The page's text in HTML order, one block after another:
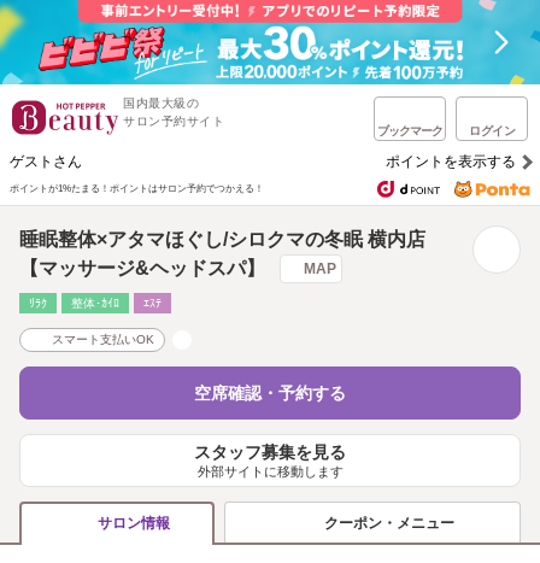
国内最大級の
サロン予約サイト
ブックマーク ログイン
ゲストさん ポイントを表示する
ポイントが1%たまる！ ポイントはサロン予約でつかえる！
睡眠整体×アタマほぐし/シロクマの冬眠 横内店
【マッサージ&ヘッドスパ】
MAP
ﾘﾗｸ 整体･ｶｲﾛ ｴｽﾃ
スマート支払いOK
空席確認・予約する
スタッフ募集を見る
外部サイトに移動します
サロン情報 クーポン・メニュー